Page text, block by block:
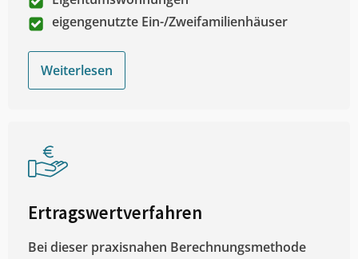
eigengenutzte Ein-/Zweifamilienhäuser
Weiterlesen
Ertragswertverfahren
Bei dieser praxisnahen Berechnungsmethode